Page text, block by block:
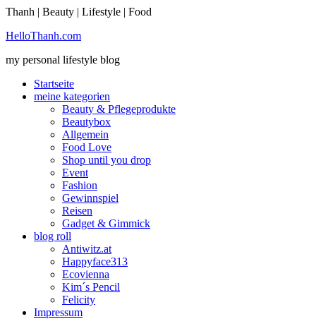
Thanh | Beauty | Lifestyle | Food
HelloThanh.com
my personal lifestyle blog
Startseite
meine kategorien
Beauty & Pflegeprodukte
Beautybox
Allgemein
Food Love
Shop until you drop
Event
Fashion
Gewinnspiel
Reisen
Gadget & Gimmick
blog roll
Antiwitz.at
Happyface313
Ecovienna
Kim´s Pencil
Felicity
Impressum
Sie möchten mehr dazu erfahren?